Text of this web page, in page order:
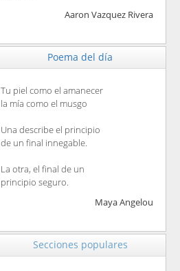
Aaron Vazquez Rivera
Poema del día
Tu piel como el amanecer
la mía como el musgo
Una describe el principio
de un final innegable.
La otra, el final de un
principio seguro.
Maya Angelou
Secciones populares